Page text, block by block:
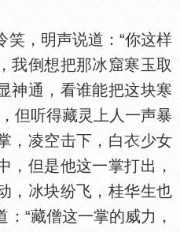
笑，明声说道：“你这样
我倒想把那冰窟寒玉取
神通，看谁能把这块寒
但听得藏灵上人一声暴
，凌空击下，白
少女
，但是他这一掌打出，
，冰块纷飞，桂华生也
“藏僧这一掌的威力，